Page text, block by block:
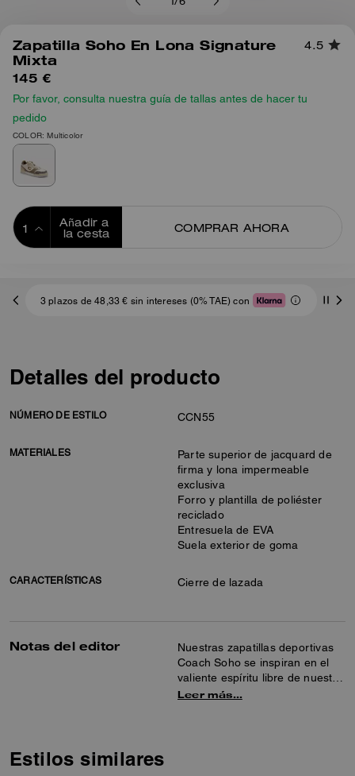
/6
Zapatilla Soho En Lona Signature
Mixta
4.5
145 €
Por favor, consulta nuestra guía de tallas antes de hacer tu
pedido
COLOR: Multicolor
Añadir a
la cesta
COMPRAR AHORA
3 plazos de 48,33 € sin intereses (0% TAE) con
Detalles del producto
NÚMERO DE ESTILO CCN55
MATERIALES
Parte superior de jacquard de
firma y lona impermeable
exclusiva
Forro y plantilla de poliéster
reciclado
Entresuela de EVA
Suela exterior de goma
CARACTERÍSTICAS Cierre de lazada
Notas del editor
Nuestras zapatillas deportivas
Coach Soho se inspiran en el
valiente espíritu libre de nuestra
ciudad natal de Nueva York y
Leer más…
Estilos similares